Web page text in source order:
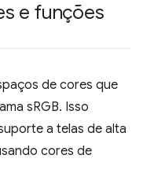
e funções
de cores que
sRGB. Isso
a telas de alta
cores de